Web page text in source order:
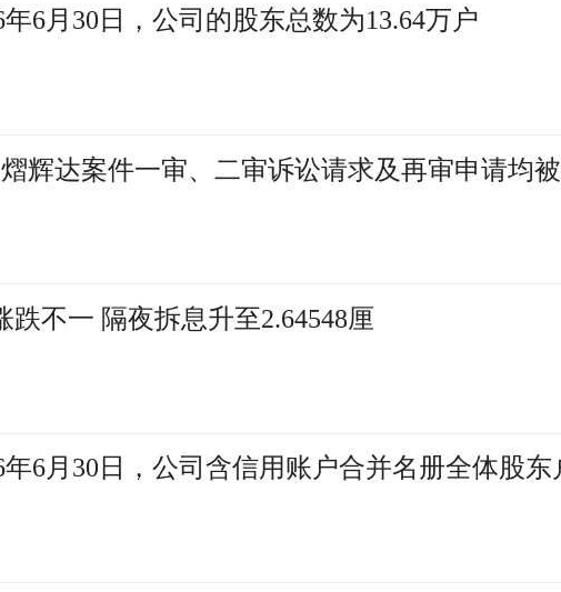
6月30日，公司的股东总数为13.64万户
辉达案件一审、二审诉讼请求及再审申请均
不一 隔夜拆息升至2.64548厘
6月30日，公司含信用账户合并名册全体股东